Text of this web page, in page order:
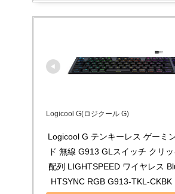
Logicool G(ロジクール G)
Logicool G テンキーレス ゲーミ
ド 無線 G913 GLスイッチ クリ
配列 LIGHTSPEED ワイヤレス
HTSYNC RGB G913-TKL-CKBK